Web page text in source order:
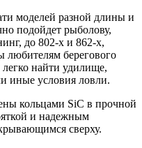
моделей разной длины и
подойдет рыболову,
до 802-х и 862-х,
любителям берегового
легко найти удилище,
иные условия ловли.
кольцами SiC в прочной
и надежным
сверху.